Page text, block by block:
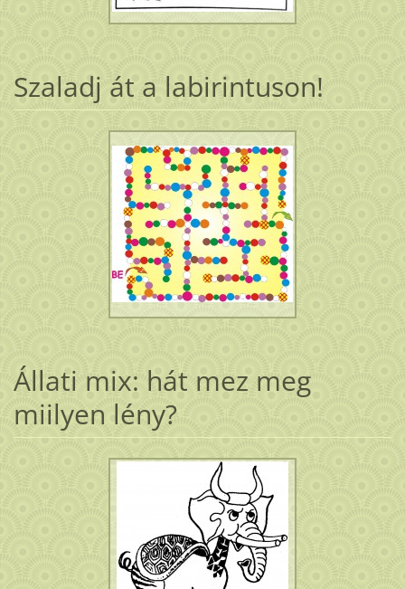
Szaladj át a labirintuson!
Állati mix: hát mez meg
miilyen lény?